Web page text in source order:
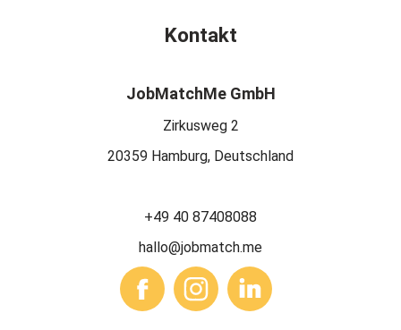
Kontakt
JobMatchMe GmbH
Zirkusweg 2
20359 Hamburg, Deutschland
+49 40 87408088
hallo@jobmatch.me